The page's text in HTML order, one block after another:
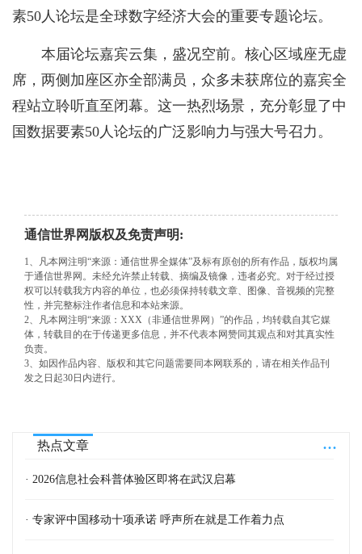
素50人论坛是全球数字经济大会的重要专题论坛。
本届论坛嘉宾云集，盛况空前。核心区域座无虚
席，两侧加座区亦全部满员，众多未获席位的嘉宾全
程站立聆听直至闭幕。这一热烈场景，充分彰显了中
国数据要素50人论坛的广泛影响力与强大号召力。
通信世界网版权及免责声明:
1、凡本网注明“来源：通信世界全媒体”及标有原创的所有作品，版权均属
于通信世界网。未经允许禁止转载、摘编及镜像，违者必究。对于经过授
权可以转载我方内容的单位，也必须保持转载文章、图像、音视频的完整
性，并完整标注作者信息和本站来源。
2、凡本网注明“来源：XXX（非通信世界网）”的作品，均转载自其它媒
体，转载目的在于传递更多信息，并不代表本网赞同其观点和对其真实性
负责。
3、如因作品内容、版权和其它问题需要同本网联系的，请在相关作品刊
发之日起30日内进行。
...
热点文章
· 2026信息社会科普体验区即将在武汉启幕
· 专家评中国移动十项承诺 呼声所在就是工作着力点